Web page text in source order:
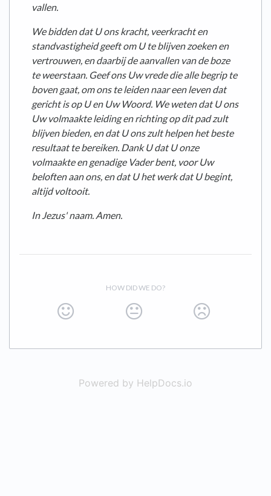
vallen.
We bidden dat U ons kracht, veerkracht en
standvastigheid geeft om U te blijven zoeken en
vertrouwen, en daarbij de aanvallen van de boze
te weerstaan. Geef ons Uw vrede die alle begrip te
boven gaat, om ons te leiden naar een leven dat
gericht is op U en Uw Woord. We weten dat U ons
Uw volmaakte leiding en richting op dit pad zult
blijven bieden, en dat U ons zult helpen het beste
resultaat te bereiken. Dank U dat U onze
volmaakte en genadige Vader bent, voor Uw
beloften aan ons, en dat U het werk dat U begint,
altijd voltooit.
In Jezus' naam. Amen.
HOW DID WE DO?
Powered by HelpDocs.io